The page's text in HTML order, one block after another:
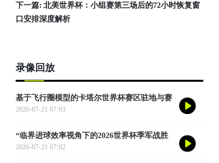
下一篇: 北美世界杯：小组赛第三场后的72小时恢复窗
口安排深度解析
录像回放
基于飞行圈模型的卡塔尔世界杯赛区驻地与赛
程协同优化适配研究
2026-07-21 07:03
“临界进球效率视角下的2026世界杯季军战胜
负概率再评估”
2026-07-21 07:02